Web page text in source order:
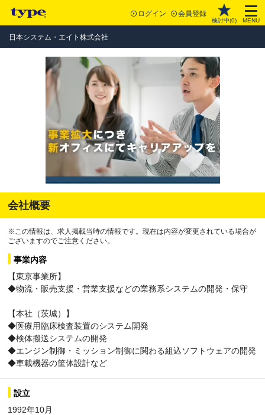
ログイン 会員登録
検討中(0) MENU
日本システム・エイト株式会社
会社概要
※この情報は、求人掲載当時の情報です。現在は内容が変更されている場合が
ございますのでご注意ください。
事業内容
【東京事業所】
◆物流・販売支援・営業支援などの業務系システムの開発・保守
【本社（茨城）】
◆医療用臨床検査装置のシステム開発
◆検体搬送システムの開発
◆エンジン制御・ミッション制御に関わる組込ソフトウェアの開発
◆車載機器の筐体設計など
設立
1992年10月